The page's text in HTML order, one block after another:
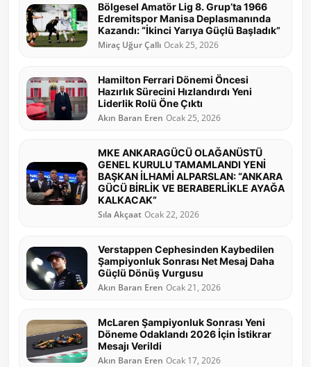
Bölgesel Amatör Lig 8. Grup’ta 1966
Edremitspor Manisa Deplasmanında
Kazandı: “İkinci Yarıya Güçlü Başladık”
Miraç Uğur Çallı Ocak 25, 2026
Hamilton Ferrari Dönemi Öncesi
Hazırlık Sürecini Hızlandırdı Yeni
Liderlik Rolü Öne Çıktı
Akın Baran Eren Ocak 25, 2026
MKE ANKARAGÜCÜ OLAĞANÜSTÜ
GENEL KURULU TAMAMLANDI YENİ
BAŞKAN İLHAMİ ALPARSLAN: “ANKARA
GÜCÜ BİRLİK VE BERABERLİKLE AYAĞA
KALKACAK”
Sıla Akçaat Ocak 22, 2026
Verstappen Cephesinden Kaybedilen
Şampiyonluk Sonrası Net Mesaj Daha
Güçlü Dönüş Vurgusu
Akın Baran Eren Ocak 21, 2026
McLaren Şampiyonluk Sonrası Yeni
Döneme Odaklandı 2026 İçin İstikrar
Mesajı Verildi
Akın Baran Eren Ocak 17, 2026